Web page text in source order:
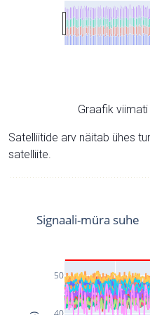
Graafik
Satelliitide arv näitab ühes
satelliite.
50
Signaali-müra suhe